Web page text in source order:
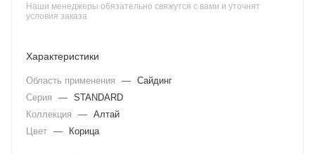
Наши менеджеры обязательно свяжутся с вами и уточнят
условия заказа
Характеристики
Область применения — Сайдинг
Серия
— STANDARD
Коллекция
— Алтай
Цвет — Корица